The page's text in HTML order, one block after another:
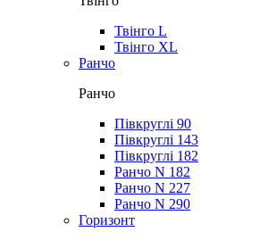
Твінго L
Твінго XL
Ранчо
Ранчо
Півкруглі 90
Півкруглі 143
Півкруглі 182
Ранчо N 182
Ранчо N 227
Ранчо N 290
Горизонт